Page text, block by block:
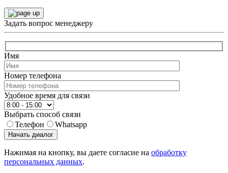
Задать вопрос менеджеру
Имя
Номер телефона
Удобное время для связи
Выбрать способ связи
Телефон
Whatsapp
Начать диалог
Нажимая на кнопку, вы даете согласие на обработку
персональных данных.